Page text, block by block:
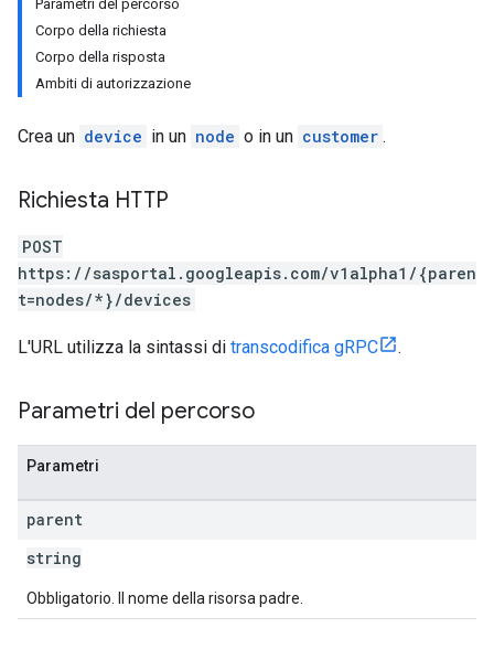
Parametri del percorso
Corpo della richiesta
Corpo della risposta
Ambiti di autorizzazione
Crea un device in un node o in un customer .
Richiesta HTTP
POST
https://sasportal.googleapis.com/v1alpha1/{paren
t=nodes/*}/devices
L'URL utilizza la sintassi di transcodifica gRPC .
Parametri del percorso
Parametri
parent
string
Obbligatorio. Il nome della risorsa padre.